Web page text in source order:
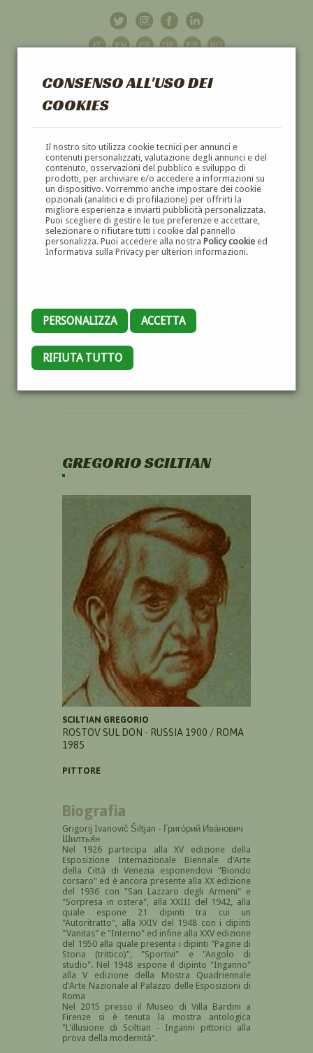
CONSENSO ALL'USO DEI
COOKIES
Il nostro sito utilizza cookie tecnici per annunci e
contenuti personalizzati, valutazione degli annunci e del
contenuto, osservazioni del pubblico e sviluppo di
prodotti, per archiviare e/o accedere a informazioni su
un dispositivo. Vorremmo anche impostare dei cookie
opzionali (analitici e di profilazione) per offrirti la
migliore esperienza e inviarti pubblicità personalizzata.
Puoi scegliere di gestire le tue preferenze e accettare,
selezionare o rifiutare tutti i cookie dal pannello
personalizza. Puoi accedere alla nostra Policy cookieed
Informativa sulla Privacy per ulteriori informazioni.
PERSONALIZZA ACCETTA
RIFIUTA TUTTO
GALLERIAD'ARTE
DIPINTI E SCULTURE '800 E '900
GREGORIO SCILTIAN
SCILTIAN GREGORIO
ROSTOV SUL DON - RUSSIA 1900 / ROMA
1985
PITTORE
Biografia
Grigorij Ivanovič Šiltjan - Григо́рий Ива́нович
Шилтья́н
Nel 1926 partecipa alla XV edizione della
Esposizione Internazionale Biennale d'Arte
della Città di Venezia esponendovi "Biondo
corsaro" ed è ancora presente alla XX edizione
del 1936 con "San Lazzaro degli Armeni" e
"Sorpresa in ostera", alla XXIII del 1942, alla
quale espone 21 dipinti tra cui un
"Autoritratto", alla XXIV del 1948 con i dipinti
"Vanitas" e "Interno" ed infine alla XXV edizione
del 1950 alla quale presenta i dipinti "Pagine di
Storia (trittico)", "Sportivi" e "Angolo di
studio". Nel 1948 espone il dipinto "Inganno"
alla V edizione della Mostra Quadriennale
d'Arte Nazionale al Palazzo delle Esposizioni di
Roma
Nel 2015 presso il Museo di Villa Bardini a
Firenze si è tenuta la mostra antologica
"L'illusione di Sciltian - Inganni pittorici alla
prova della modernità".